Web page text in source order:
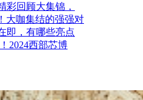
彩回顾大集锦，
大咖集结的强强对
即，有哪些亮点
2024西部芯博